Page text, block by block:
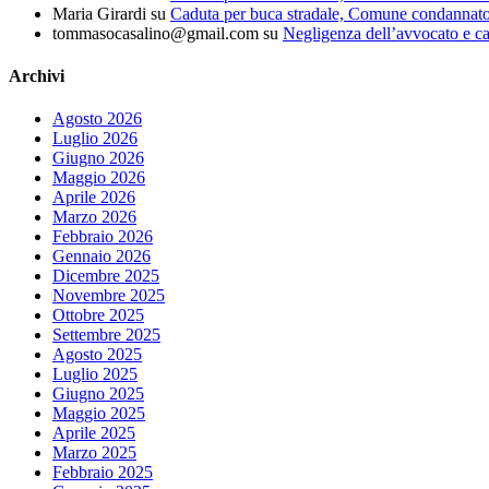
Maria Girardi su Caduta per buca stradale, Comune
tommasocasalino@gmail.com su Negligenza dell’avvocato e
Archivi
Agosto 2026
Luglio 2026
Giugno 2026
Maggio 2026
Aprile 2026
Marzo 2026
Febbraio 2026
Gennaio 2026
Dicembre 2025
Novembre 2025
Ottobre 2025
Settembre 2025
Agosto 2025
Luglio 2025
Giugno 2025
Maggio 2025
Aprile 2025
Marzo 2025
Febbraio 2025